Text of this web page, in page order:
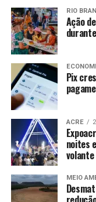
RIO
Ação
Pix
ACRE
noites
volante
MEIO